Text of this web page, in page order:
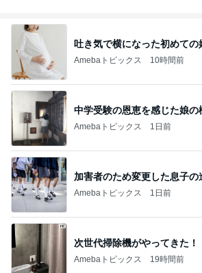
吐き気で横になった初めての
Amebaトピックス 10時間前
中学受験の恩恵を感じた娘の
Amebaトピックス 1日前
加害者のため変更した息子の
Amebaトピックス 1日前
次世代掃除機がやってきた！
Amebaトピックス 19時間前